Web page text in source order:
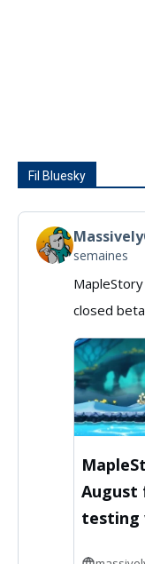
Fil Bluesky
View
post
MassivelyOP
Bluesky
semaines
closed
August
testing